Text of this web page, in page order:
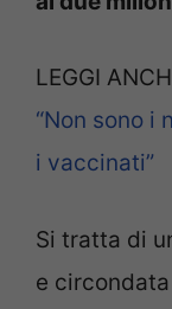
LEGGI
“Non sono i
i vaccinati”
Si tratta di
e